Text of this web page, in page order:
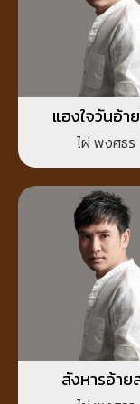
แฮงใจวันอ้า
ไผ่ พงศธร
สังหารอ้าย